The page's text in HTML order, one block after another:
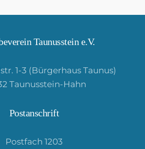
Taunusstein e.V.
1-3 (Bürgerhaus Taunus)
Taunusstein-Hahn
Postanschrift
Postfach 1203